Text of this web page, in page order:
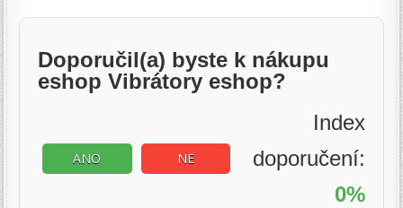
Doporučil(a) byste k nákupu
eshop Vibrátory eshop?
ANO NE
Index
doporučení:
0%